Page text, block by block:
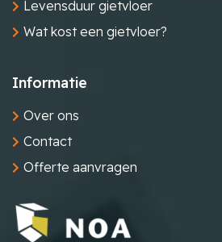
Levensduur gietvloer
Wat kost een gietvloer?
Informatie
Over ons
Contact
Offerte aanvragen